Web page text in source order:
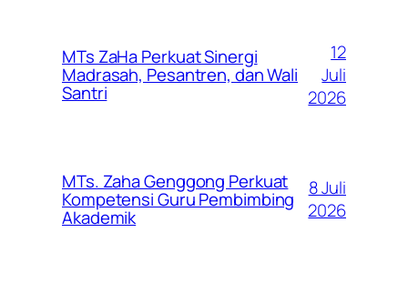
MTs ZaHa Perkuat Sinergi
Madrasah, Pesantren, dan Wali
Santri
12
Juli
2026
MTs. Zaha Genggong Perkuat
Kompetensi Guru Pembimbing
Akademik
8 Juli
2026